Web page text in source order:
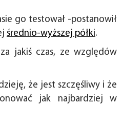
go testował -postanowił
średnio-wyższej półki.
jakiś czas, ze względów
że jest szczęśliwy i że
jak najbardziej w